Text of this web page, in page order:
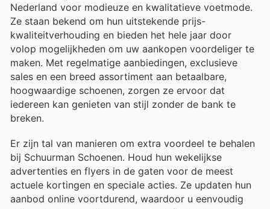
Nederland voor modieuze en kwalitatieve voetmode.
Ze staan bekend om hun uitstekende prijs-
kwaliteitverhouding en bieden het hele jaar door
volop mogelijkheden om uw aankopen voordeliger te
maken. Met regelmatige aanbiedingen, exclusieve
sales en een breed assortiment aan betaalbare,
hoogwaardige schoenen, zorgen ze ervoor dat
iedereen kan genieten van stijl zonder de bank te
breken.
Er zijn tal van manieren om extra voordeel te behalen
bij Schuurman Schoenen. Houd hun wekelijkse
advertenties en flyers in de gaten voor de meest
actuele kortingen en speciale acties. Ze updaten hun
aanbod online voortdurend, waardoor u eenvoudig